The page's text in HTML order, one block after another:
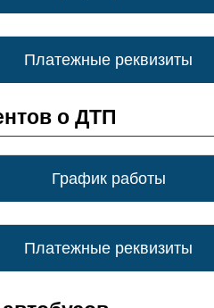
Платежные реквизиты
о ДТП
График работы
Платежные реквизиты